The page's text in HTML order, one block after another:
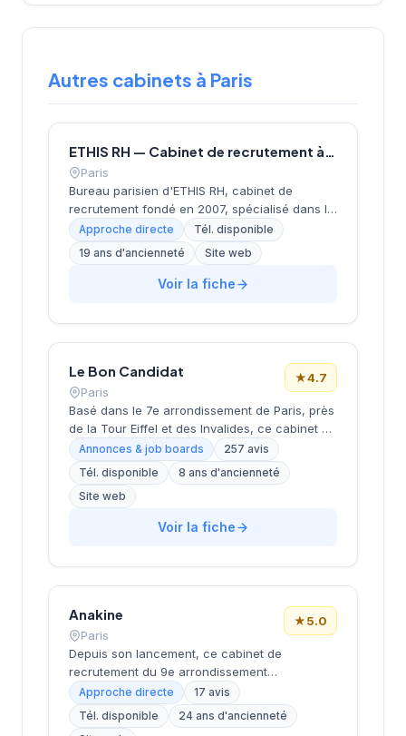
Autres cabinets à Paris
ETHIS RH — Cabinet de recrutement à Paris
Paris
Bureau parisien d'ETHIS RH, cabinet de
recrutement fondé en 2007, spécialisé dans le
conseil en ressources humaines, le
recrutement de cadres et dirigeants, le
coaching et l'outplacement. Situé au 16 rue de
Monceau dans le 8e arrondissement de Paris,
Approche directe
Tél. disponible
19 ans d'ancienneté
Site web
Voir la fiche
Le Bon Candidat
Paris
★4.7
Basé dans le 7e arrondissement de Paris, près
de la Tour Eiffel et des Invalides, ce cabinet de
recrutement bénéficie d'une localisation
prestigieuse au cœur de la capitale. Installé
rue de Bellechasse, il accompagne les
entreprises dans leurs recrutements avec une
approche personnalisée. La structure affiche
une excellente réputation auprès de sa
prestations de conseil en recrutement.
Annonces & job boards
257 avis
Tél. disponible
8 ans d'ancienneté
Site web
Voir la fiche
Anakine
Paris
★5.0
Depuis son lancement, ce cabinet de
recrutement du 9e arrondissement
accompagne les entreprises dans leurs
recherches de talents, avec une approche
centrée sur les métiers du digital et de la tech.
Approche directe
17 avis
Tél. disponible
24 ans d'ancienneté